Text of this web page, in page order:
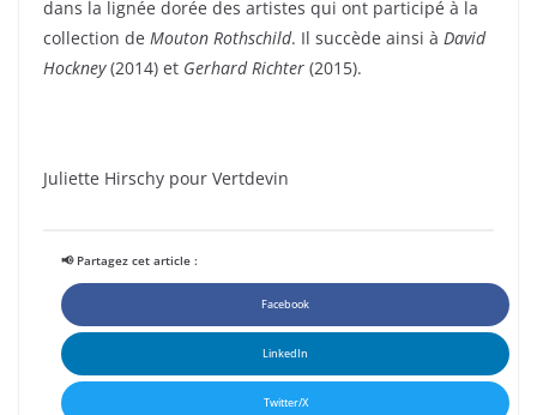
dans la lignée dorée des artistes qui ont participé à la
collection de Mouton Rothschild. Il succède ainsi à David
Hockney(2014) et Gerhard Richter (2015).
Juliette Hirschy pour Vertdevin
📢 Partagez cet article :
Facebook
LinkedIn
Twitter/X